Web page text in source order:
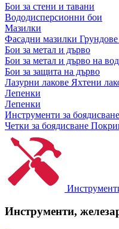
Бои за стени и тавани
Вододисперсионни бои
Мазилки
Фасадни мазилки
Бои за метал и дърво
Бои за метал и дърво на
Бои за защита на дърво
Лазурни лакове Яхтени
Лепенки
Лепенки
Инструменти за боядисване
Четки за боядисване
Инструменти,